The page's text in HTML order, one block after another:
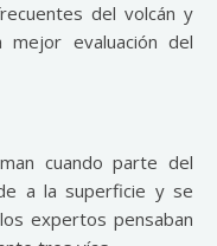
del volcán y
evaluación del
cuando parte del
a la superficie y se
expertos pensaban